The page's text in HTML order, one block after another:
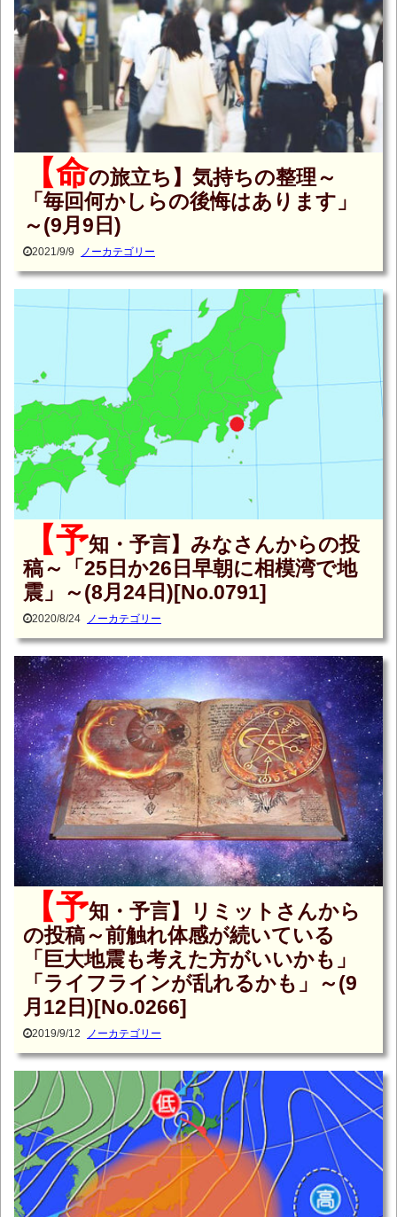
【命の旅立ち】気持ちの整理～
「毎回何かしらの後悔はあります」
～(9月9日)
2021/9/9 ノーカテゴリー
【予知・予言】みなさんからの投
稿～「25日か26日早朝に相模湾で地
震」～(8月24日)[No.0791]
2020/8/24 ノーカテゴリー
【予知・予言】リミットさんから
の投稿～前触れ体感が続いている
「巨大地震も考えた方がいいかも」
「ライフラインが乱れるかも」～(9
月12日)[No.0266]
2019/9/12 ノーカテゴリー